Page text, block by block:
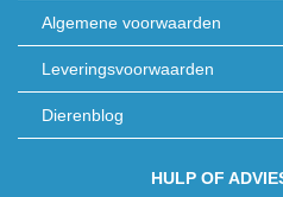
Algemene voorwaarden
Leveringsvoorwaarden
Dierenblog
HULP OF